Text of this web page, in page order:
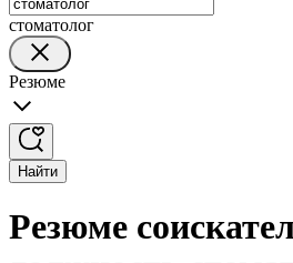
стоматолог
Резюме
Найти
Резюме